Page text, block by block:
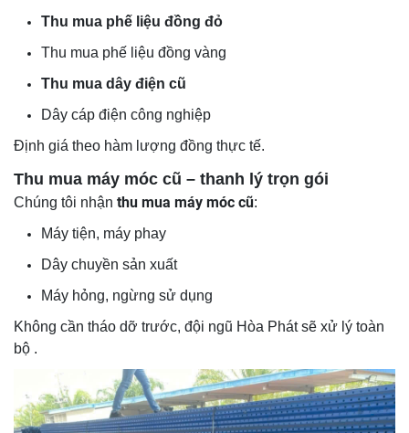
Thu mua phế liệu đồng đỏ
Thu mua phế liệu đồng vàng
Thu mua dây điện cũ
Dây cáp điện công nghiệp
Định giá theo hàm lượng đồng thực tế.
Thu mua máy móc cũ – thanh lý trọn gói
Chúng tôi nhận thu mua máy móc cũ:
Máy tiện, máy phay
Dây chuyền sản xuất
Máy hỏng, ngừng sử dụng
Không cần tháo dỡ trước, đội ngũ Hòa Phát sẽ xử lý toàn
bộ .